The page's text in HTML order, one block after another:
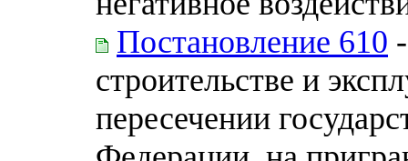
Постановление 610
строительстве и
пересечении